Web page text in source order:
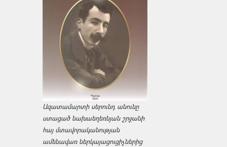
Ազատամարտի սերունդ անունը
ստացած նախաեղեռնյան շրջանի
հայ մտավորականության
ամենավառ ներկայացուցիչներից